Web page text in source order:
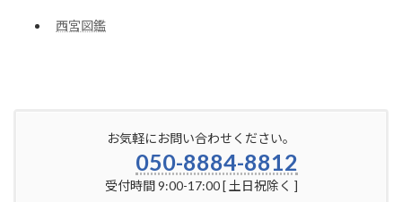
西宮図鑑
お気軽にお問い合わせください。
050-8884-8812
受付時間 9:00-17:00 [ 土日祝除く ]